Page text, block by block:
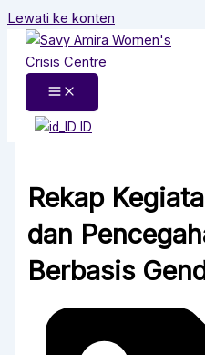
Lewati ke konten
ID
Rekap
dan
Berbasis